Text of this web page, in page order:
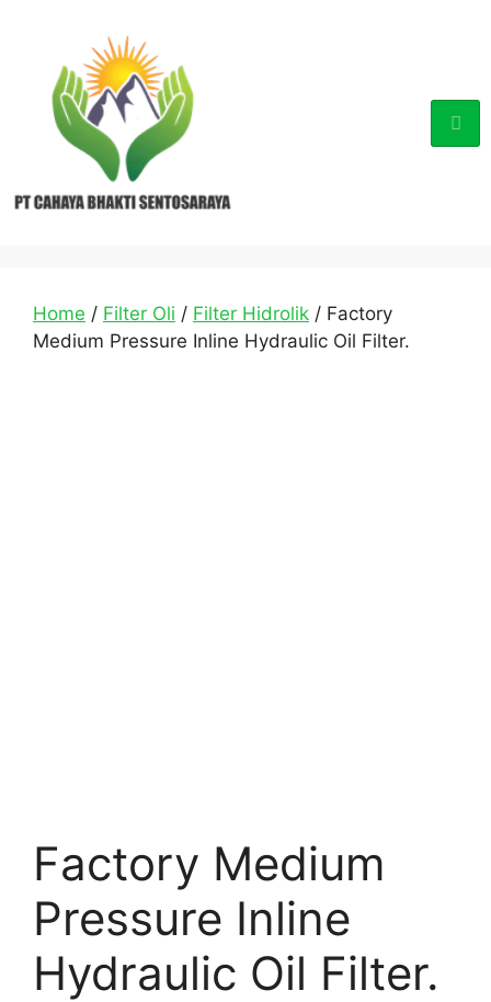
Home / Filter Oli / Filter Hidrolik / Factory
Medium Pressure Inline Hydraulic Oil Filter.
Factory Medium
Pressure Inline
Hydraulic Oil Filter.